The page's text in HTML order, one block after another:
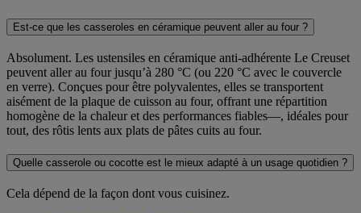
Est-ce que les casseroles en céramique peuvent aller au four ?
Absolument. Les ustensiles en céramique anti-adhérente Le Creuset
peuvent aller au four jusqu’à 280 °C (ou 220 °C avec le couvercle
en verre). Conçues pour être polyvalentes, elles se transportent
aisément de la plaque de cuisson au four, offrant une répartition
homogène de la chaleur et des performances fiables—, idéales pour
tout, des rôtis lents aux plats de pâtes cuits au four.
Quelle casserole ou cocotte est le mieux adapté à un usage quotidien ?
Cela dépend de la façon dont vous cuisinez.